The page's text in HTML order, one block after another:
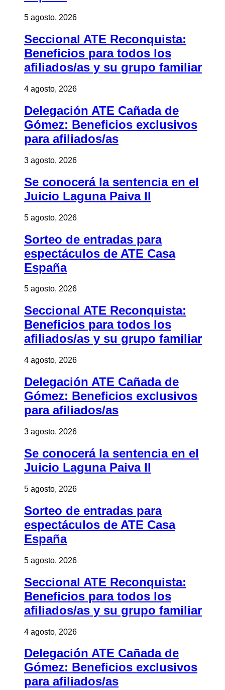
5 agosto, 2026
Seccional ATE Reconquista:
Beneficios para todos los
afiliados/as y su grupo familiar
4 agosto, 2026
Delegación ATE Cañada de
Gómez: Beneficios exclusivos
para afiliados/as
3 agosto, 2026
Se conocerá la sentencia en el
Juicio Laguna Paiva II
5 agosto, 2026
Sorteo de entradas para
espectáculos de ATE Casa
España
5 agosto, 2026
Seccional ATE Reconquista:
Beneficios para todos los
afiliados/as y su grupo familiar
4 agosto, 2026
Delegación ATE Cañada de
Gómez: Beneficios exclusivos
para afiliados/as
3 agosto, 2026
Se conocerá la sentencia en el
Juicio Laguna Paiva II
5 agosto, 2026
Sorteo de entradas para
espectáculos de ATE Casa
España
5 agosto, 2026
Seccional ATE Reconquista:
Beneficios para todos los
afiliados/as y su grupo familiar
4 agosto, 2026
Delegación ATE Cañada de
Gómez: Beneficios exclusivos
para afiliados/as